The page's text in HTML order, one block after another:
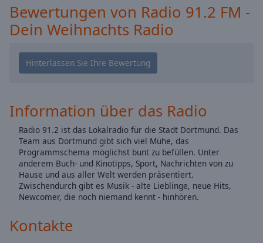
Background
Color
Opacity
Edge
Style
Font
Bewertungen von Radio 91.2 FM -
Dein Weihnachts Radio
Information über das Radio
Radio 91.2 ist das Lokalradio für die Stadt Dortmund. Das
Team aus Dortmund gibt sich viel Mühe, das
Programmschema möglichst bunt zu befüllen. Unter
anderem Buch- und Kinotipps, Sport, Nachrichten von zu
Hause und aus aller Welt werden präsentiert.
Zwischendurch gibt es Musik - alte Lieblinge, neue Hits,
Newcomer, die noch niemand kennt - hinhören.
Kontakte